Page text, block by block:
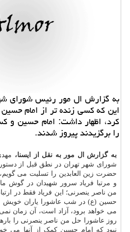
به گزارش ال مور رئیس شورای
این که کسی زنده تر از امام حسین
کرد، اظهار داشت: امام حسین و
را برگزیدند پیروز شدند.
به گزارش ال مور به نقل از ایسنا،
شورای شهر تهران در نطق قبل از
حضرت زین العابدین را تسلیت می گویم،
و مرتبا فریاد سرور شهیدان در گوش
من ناصر ینصرنی؛ این فریاد فقط در
حسین (ع) در شب عاشورا یاران
می خواهد برود، آزاد است، آن زمان
روز عاشورا حل من ناصر ینصرنی را
نبود که امام حسین کمک از آنها می